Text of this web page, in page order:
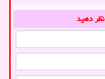
نظر دهید